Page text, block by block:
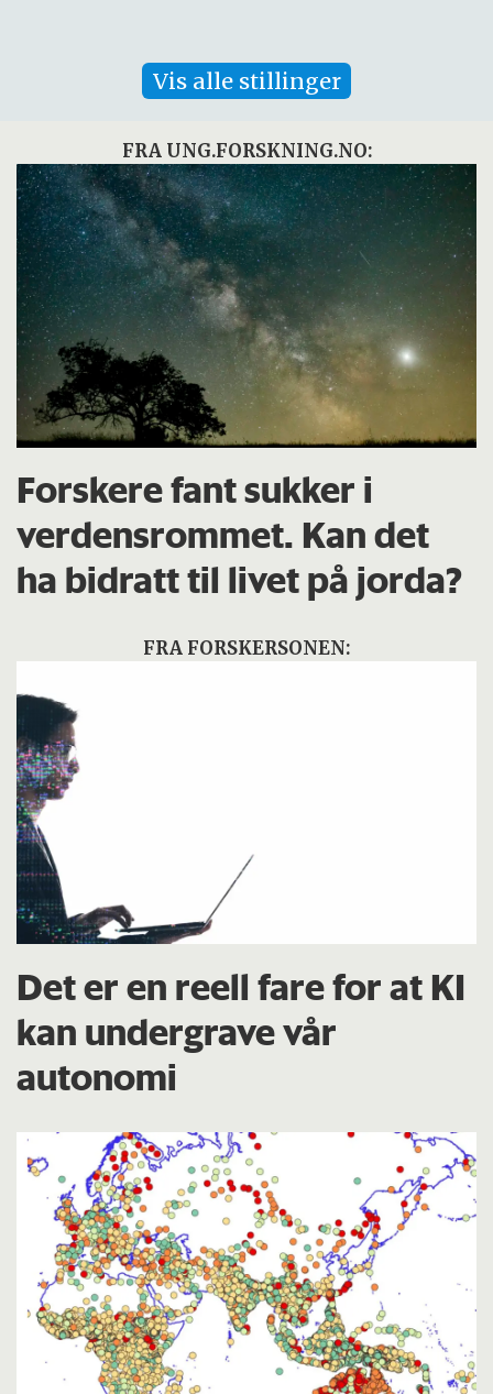
Vis alle stillinger
FRA UNG.FORSKNING.NO:
Forskere fant sukker i
verdensrommet. Kan det
ha bidratt til livet på jorda?
FRA FORSKERSONEN:
Det er en reell fare for at KI
kan undergrave vår
autonomi